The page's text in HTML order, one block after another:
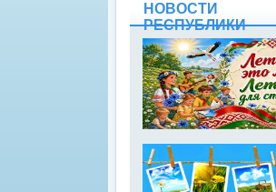
НОВОСТИ
РЕСПУБЛИКИ